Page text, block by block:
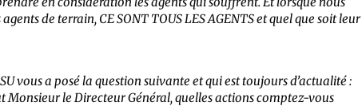
agents de terrain, CE SONT TOUS LES AGENTS et quel que soit leur
vous a posé la question suivante et qui est toujours d’actualité :
Monsieur le Directeur Général, quelles actions comptez-vous